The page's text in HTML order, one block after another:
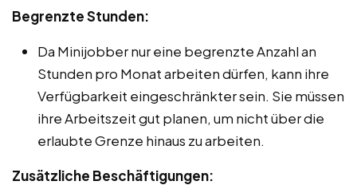
Begrenzte Stunden:
Da Minijobber nur eine begrenzte Anzahl an
Stunden pro Monat arbeiten dürfen, kann ihre
Verfügbarkeit eingeschränkter sein. Sie müssen
ihre Arbeitszeit gut planen, um nicht über die
erlaubte Grenze hinaus zu arbeiten.
Zusätzliche Beschäftigungen: